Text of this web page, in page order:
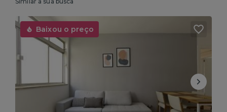
Baixou o preço